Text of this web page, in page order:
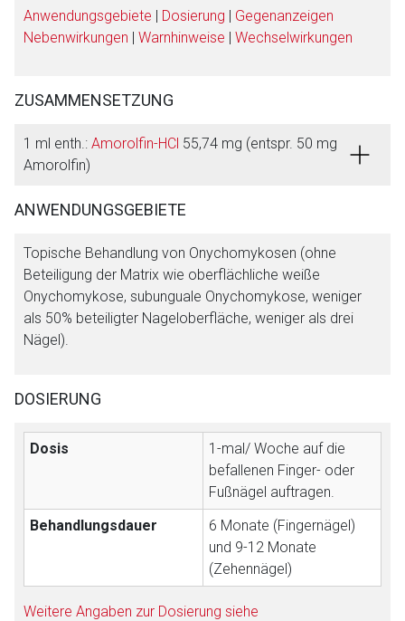
Anwendungsgebiete | Dosierung | Gegenanzeigen
Nebenwirkungen | Warnhinweise | Wechselwirkungen
ZUSAMMENSETZUNG
1 ml enth.: Amorolfin-HCl 55,74 mg (entspr. 50 mg
Amorolfin)
ANWENDUNGSGEBIETE
Topische Behandlung von Onychomykosen (ohne
Beteiligung der Matrix wie oberflächliche weiße
Onychomykose, subunguale Onychomykose, weniger
als 50% beteiligter Nageloberfläche, weniger als drei
Nägel).
DOSIERUNG
Dosis
1-mal/ Woche auf die
befallenen Finger- oder
Fußnägel auftragen.
Behandlungsdauer
6 Monate (Fingernägel)
und 9-12 Monate
(Zehennägel)
Weitere Angaben zur Dosierung siehe
Aufruf einer externen Seite
Der von Ihnen aufgerufene Link öffnet eine externe Web-
Betreiber verantwortlich. Ebenso gelten dort ggf. andere
Datenschutzbestimmungen.
Zurück zur rote-liste.de Zur Seite